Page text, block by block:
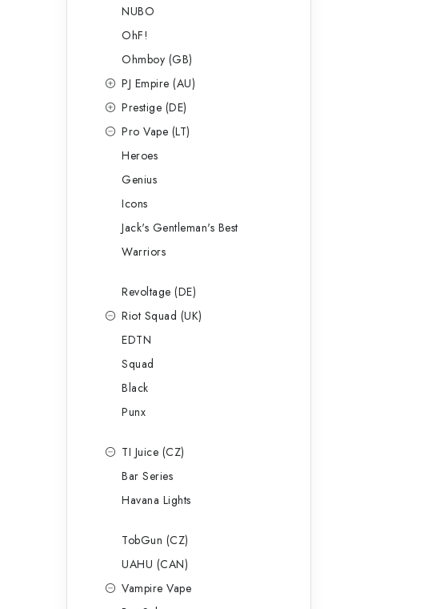
NUBO
OhF!
Ohmboy (GB)
PJ Empire (AU)
Prestige (DE)
Pro Vape (LT)
Heroes
Genius
Icons
Jack's Gentleman's Best
Warriors
Revoltage (DE)
Riot Squad (UK)
EDTN
Squad
Black
Punx
TI Juice (CZ)
Bar Series
Havana Lights
TobGun (CZ)
UAHU (CAN)
Vampire Vape